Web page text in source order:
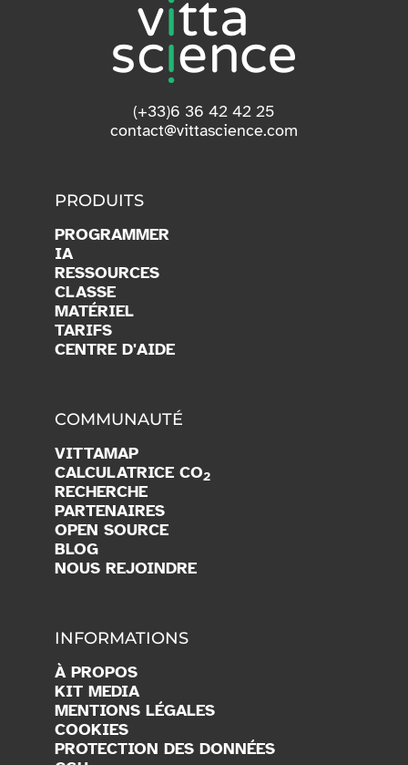
(+33)6 36 42 42 25
contact@vittascience.com
PRODUITS
PROGRAMMER
IA
RESSOURCES
CLASSE
MATÉRIEL
TARIFS
CENTRE D'AIDE
COMMUNAUTÉ
VITTAMAP
CALCULATRICE CO2
RECHERCHE
PARTENAIRES
OPEN SOURCE
BLOG
NOUS REJOINDRE
INFORMATIONS
À PROPOS
KIT MEDIA
MENTIONS LÉGALES
COOKIES
PROTECTION DES DONNÉES